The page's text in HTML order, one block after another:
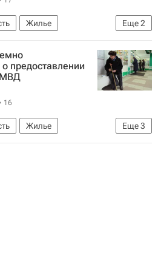
Еще2
Жилье
предоставлении
МВД
16
Еще3
Жилье